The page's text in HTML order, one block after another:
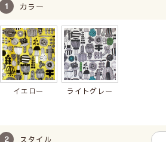
カラー
イエロー ライトグレー
スタイル